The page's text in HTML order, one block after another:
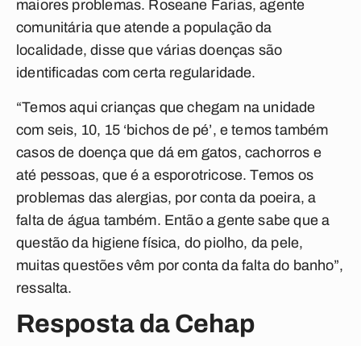
maiores problemas. Roseane Farias, agente
comunitária que atende a população da
localidade, disse que várias doenças são
identificadas com certa regularidade.
“Temos aqui crianças que chegam na unidade
com seis, 10, 15 ‘bichos de pé’, e temos também
casos de doença que dá em gatos, cachorros e
até pessoas, que é a esporotricose. Temos os
problemas das alergias, por conta da poeira, a
falta de água também. Então a gente sabe que a
questão da higiene física, do piolho, da pele,
muitas questões vêm por conta da falta do banho”,
ressalta.
Resposta da Cehap